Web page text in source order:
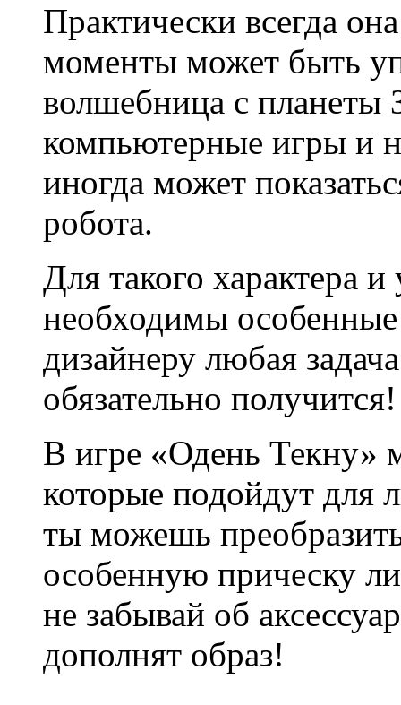
Практически всегда
моменты может быть
волшебница с планеты
компьютерные игры и
иногда может
робота.
Для такого характера
необходимы
дизайнеру любая
обязательно получится!
В игре «Одень Текну»
которые подойдут для
ты можешь
особенную прическу
не забывай об
дополнят образ!